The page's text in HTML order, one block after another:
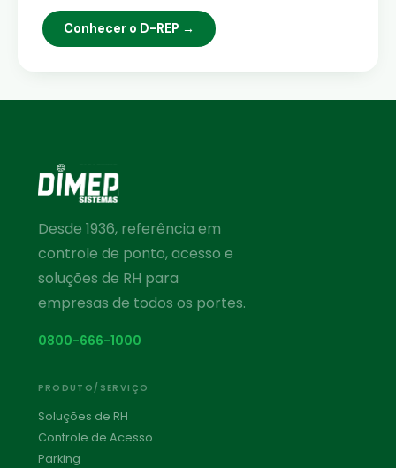
Conhecer o D-REP →
Desde 1936, referência em
controle de ponto, acesso e
soluções de RH para
empresas de todos os portes.
0800-666-1000
PRODUTO/SERVIÇO
Soluções de RH
Controle de Acesso
Parking